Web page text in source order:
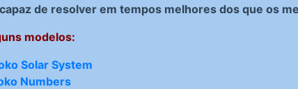
de resolver em tempos melhores dos que os
modelos:
Solar System
Numbers